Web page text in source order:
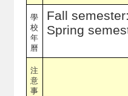
學
校
年
曆
Fall
Spring
注
意
事